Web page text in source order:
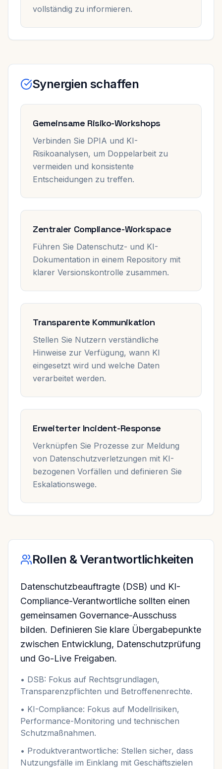
vollständig zu informieren.
Synergien schaffen
Gemeinsame Risiko-Workshops
Verbinden Sie DPIA und KI-
Risikoanalysen, um Doppelarbeit zu
vermeiden und konsistente
Entscheidungen zu treffen.
Zentraler Compliance-Workspace
Führen Sie Datenschutz- und KI-
Dokumentation in einem Repository mit
klarer Versionskontrolle zusammen.
Transparente Kommunikation
Stellen Sie Nutzern verständliche
Hinweise zur Verfügung, wann KI
eingesetzt wird und welche Daten
verarbeitet werden.
Erweiterter Incident-Response
Verknüpfen Sie Prozesse zur Meldung
von Datenschutzverletzungen mit KI-
bezogenen Vorfällen und definieren Sie
Eskalationswege.
Rollen & Verantwortlichkeiten
Datenschutzbeauftragte (DSB) und KI-
Compliance-Verantwortliche sollten einen
gemeinsamen Governance-Ausschuss
bilden. Definieren Sie klare Übergabepunkte
zwischen Entwicklung, Datenschutzprüfung
und Go-Live Freigaben.
• DSB: Fokus auf Rechtsgrundlagen,
Transparenzpflichten und Betroffenenrechte.
• KI-Compliance: Fokus auf Modellrisiken,
Performance-Monitoring und technischen
Schutzmaßnahmen.
• Produktverantwortliche: Stellen sicher, dass
Nutzungsfälle im Einklang mit Geschäftszielen